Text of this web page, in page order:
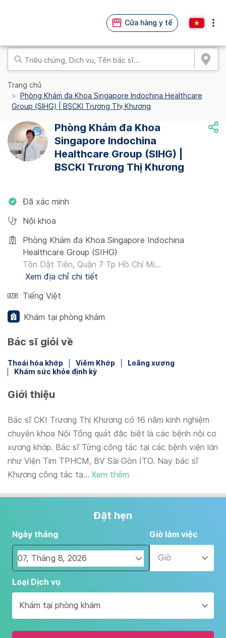
Cửa hàng y tế
Trang chủ
Phòng Khám đa Khoa Singapore Indochina Healthcare
Group (SIHG) | BSCKI Trương Thị Khương
Phòng Khám đa Khoa
Singapore Indochina
Healthcare Group (SIHG) |
BSCKI Trương Thị Khương
Đã xác minh
Nội khoa
Phòng Khám đa Khoa Singapore Indochina
Healthcare Group (SIHG)
Tôn Dật Tiên, Quận 7 Tp Hồ Chí Mi...
Xem địa chỉ chi tiết
Tiếng Việt
Khám tại phòng khám
Bác sĩ giỏi về
Thoái hóa khớp Viêm Khớp
Loãng xương
Khám sức khỏe định kỳ
Giới thiệu
Bác sĩ CKI Trương Thị Khương có 16 năm kinh nghiệm
chuyên khoa Nội Tổng quát đặc biệt là các bệnh nội cơ
xương khớp. Bác sĩ Từng công tác tại các bệnh viện lớn
như Viện Tim TPHCM, BV Sài Gòn ITO. Nay bác sĩ
Khương công tác tạ... Xem thêm
Đặt hẹn
Ngày tháng
Navigate
forward
interact
with
the
Giờ làm việc
Giờ
Loại Dịch vụ
Khám tại phòng khám